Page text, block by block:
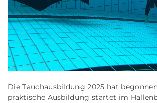
Die Tauchausbildung 2025 hat
praktische Ausbildung startet im